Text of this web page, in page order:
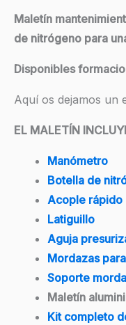
Maletín
de nitrógeno para
Disponibles
Aquí os dejamos un
EL MALETÍN
Manómetro
Botella de
Acople rápido
Latiguillo
Aguja
Mordazas
Soporte
Maletín
Kit completo